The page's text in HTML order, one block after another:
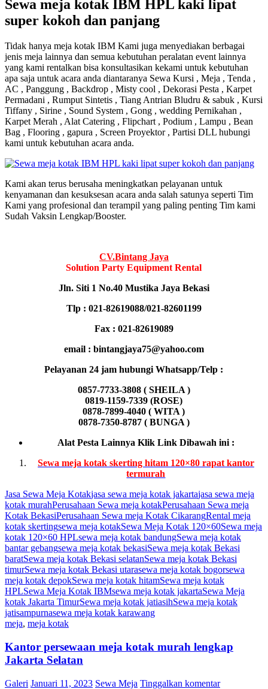
Sewa meja kotak IBM HPL kaki lipat
super kokoh dan panjang
Tidak hanya meja kotak IBM Kami juga menyediakan berbagai
jenis meja lainnya dan semua kebutuhan peralatan event lainnya
yang kami rentalkan bisa konsultasikan kekami untuk kebutuhan
apa saja untuk acara anda diantaranya Sewa Kursi , Meja , Tenda ,
AC , Panggung , Backdrop , Misty cool , Dekorasi Pesta , Karpet
Permadani , Rumput Sintetis , Tiang Antrian Bludru & sabuk , Kursi
Tiffany , Sirine , Sound System , Gong , wedding Pernikahan ,
Karpet Merah , Alat Catering , Flipchart , Podium , Lampu , Bean
Bag , Flooring , gapura , Screen Proyektor , Partisi DLL hubungi
kami untuk kebutuhan acara anda.
Kami akan terus berusaha meningkatkan pelayanan untuk
kenyamanan dan kesuksesan acara anda salah satunya seperti Tim
Kami yang profesional dan terampil yang paling penting Tim kami
Sudah Vaksin Lengkap/Booster.
CV.Bintang Jaya
Solution Party EquipmentRental
Jln. Siti 1 No.40 Mustika Jaya Bekasi
Tlp : 021-82619088/021-82601199
Fax : 021-82619089
email : bintangjaya75@yahoo.com
Pelayanan 24 jam hubungi Whatsapp/Telp :
0857-7733-3808 ( SHEILA )
0819-1159-7339 (ROSE)
0878-7899-4040 ( WITA )
0878-7350-8787 ( BUNGA )
Alat Pesta Lainnya Klik Link Dibawah ini :
Sewa meja kotak skerting hitam 120×80 rapat kantor
termurah
Jasa Sewa Meja Kotakjasa sewa meja kotak jakartajasa sewa meja
kotak murahPerusahaan Sewa meja kotakPerusahaan Sewa meja
Kotak BekasiPerusahaan Sewa meja Kotak CikarangRental meja
kotak skertingsewa meja kotakSewa Meja Kotak 120×60Sewa meja
kotak 120×60 HPLsewa meja kotak bandungSewa meja kotak
bantar gebangsewa meja kotak bekasiSewa meja kotak Bekasi
baratSewa meja kotak Bekasi selatanSewa meja kotak Bekasi
timurSewa meja kotak Bekasi utarasewa meja kotak bogorsewa
meja kotak depokSewa meja kotak hitamSewa meja kotak
HPLSewa Meja Kotak IBMsewa meja kotak jakartaSewa Meja
kotak Jakarta TimurSewa meja kotak jatiasihSewa meja kotak
jatisampurnasewa meja kotak karawang
meja, meja kotak
Kantor persewaan meja kotak murah lengkap
Jakarta Selatan
Galeri Januari 11, 2023 Sewa Meja Tinggalkan komentar